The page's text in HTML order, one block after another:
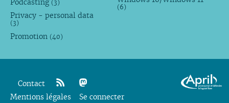
Podcasting (3)
Privacy - personal data
(3)
Promotion (40)
(6)
Contact
rss mastodon
Mentions légales Se connecter